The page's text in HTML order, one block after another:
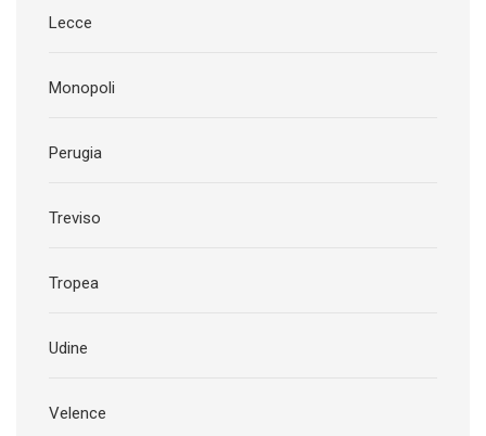
Lecce
Monopoli
Perugia
Treviso
Tropea
Udine
Velence